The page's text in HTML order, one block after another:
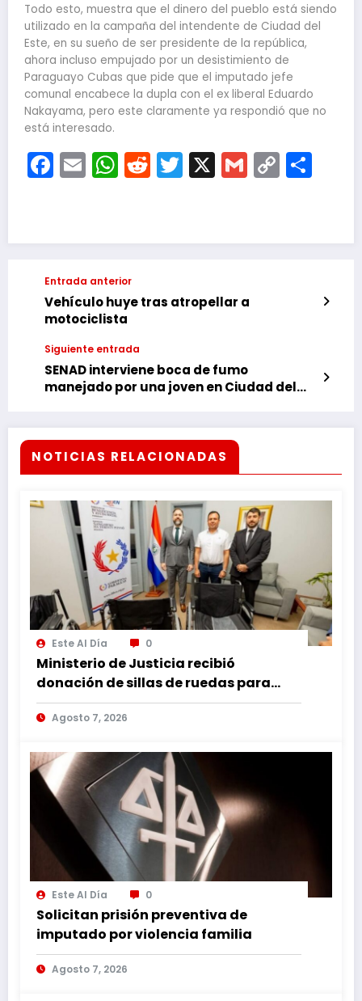
Todo esto, muestra que el dinero del pueblo está siendo
utilizado en la campaña del intendente de Ciudad del
Este, en su sueño de ser presidente de la república,
ahora incluso empujado por un desistimiento de
Paraguayo Cubas que pide que el imputado jefe
comunal encabece la dupla con el ex liberal Eduardo
Nakayama, pero este claramente ya respondió que no
está interesado.
Facebook
EmailWhatsApp
Reddit
Twitter
X Gmail
Copy
Link
Entrada anterior
Vehículo huye tras atropellar a
motociclista
Siguiente entrada
SENAD interviene boca de fumo
manejado por una joven en Ciudad del
NOTICIAS RELACIONADAS
Este Al Día 0
Ministerio de Justicia recibió
donación de sillas de ruedas para
internos vulnerables
Agosto 7, 2026
Este Al Día 0
Solicitan prisión preventiva de
imputado por violencia familia
Agosto 7, 2026